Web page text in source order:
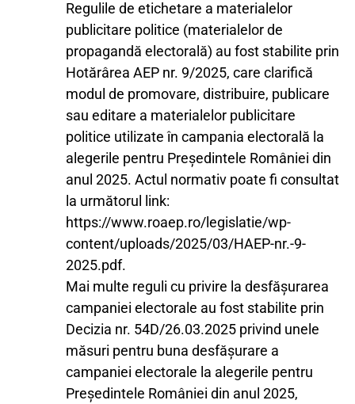
Regulile de etichetare a materialelor
publicitare politice (materialelor de
propagandă electorală) au fost stabilite prin
Hotărârea AEP nr. 9/2025, care clarifică
modul de promovare, distribuire, publicare
sau editare a materialelor publicitare
politice utilizate în campania electorală la
alegerile pentru Preşedintele României din
anul 2025. Actul normativ poate fi consultat
la următorul link:
https://www.roaep.ro/legislatie/wp-
content/uploads/2025/03/HAEP-nr.-9-
2025.pdf.
Mai multe reguli cu privire la desfășurarea
campaniei electorale au fost stabilite prin
Decizia nr. 54D/26.03.2025 privind unele
măsuri pentru buna desfăşurare a
campaniei electorale la alegerile pentru
Preşedintele României din anul 2025,